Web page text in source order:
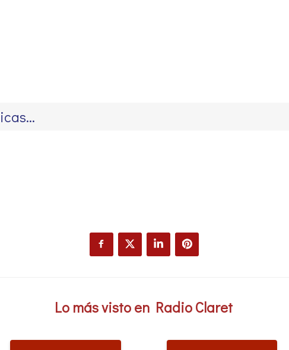
Lo más visto en Radio Claret